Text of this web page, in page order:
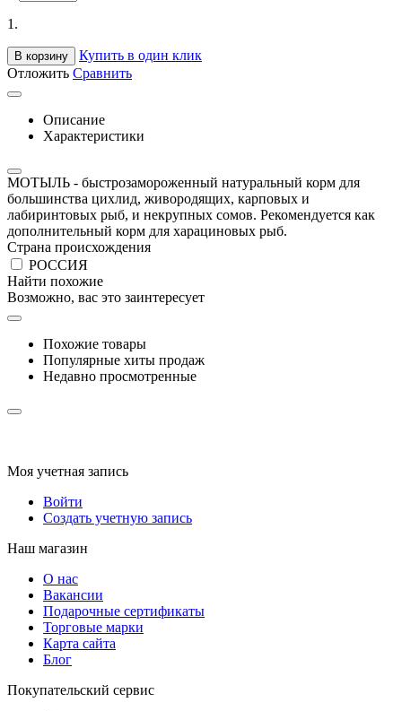
1.
В корзину
Купить в один клик
Отложить Сравнить
Описание
Характеристики
МОТЫЛЬ - быстрозамороженный натуральный корм для
большинства цихлид, живородящих, карповых и
лабиринтовых рыб, и некрупных сомов. Рекомендуется как
дополнительный корм для харациновых рыб.
Страна происхождения
РОССИЯ
Найти похожие
Возможно, вас это заинтересует
Похожие товары
Популярные хиты продаж
Недавно просмотренные
Моя учетная запись
Войти
Создать учетную запись
Наш магазин
О нас
Вакансии
Подарочные сертификаты
Торговые марки
Карта сайта
Блог
Покупательский сервис